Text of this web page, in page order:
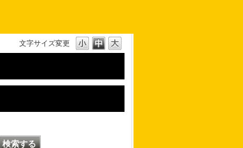
文字サイズ変更